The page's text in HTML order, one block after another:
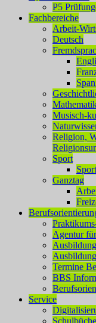
P5
Fachbereiche
Arbeit-
Deutsch
Musisch-
Religion,
Sport
Ganztag
Agentur
Termine
BBS
Service